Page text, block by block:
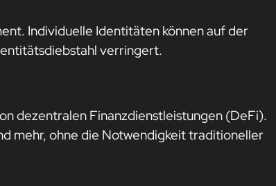
Individuelle Identitäten können auf der
verringert.
dezentralen Finanzdienstleistungen (DeFi).
mehr, ohne die Notwendigkeit traditioneller